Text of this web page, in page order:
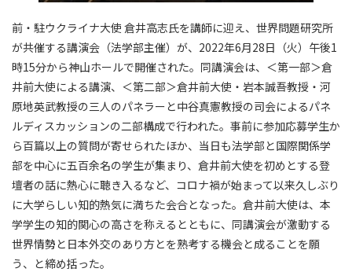
前・駐ウクライナ大使 倉井高志氏を講師に迎え、世界問題研究所
が共催する講演会（法学部主催）が、2022年6月28日（火）午後1
時15分から神山ホールで開催された。同講演会は、＜第一部＞倉
井前大使による講演、＜第二部＞倉井前大使・岩本誠吾教授・河
原地英武教授の三人のパネラーと中谷真憲教授の司会によるパネ
ルディスカッションの二部構成で行われた。事前に参加応募学生か
ら百篇以上の質問が寄せられたほか、当日も法学部と国際関係学
部を中心に五百余名の学生が集まり、倉井前大使を初めとする登
壇者の話に熱心に聴き入るなど、コロナ禍が始まって以来久しぶり
に大学らしい知的熱気に満ちた会合となった。倉井前大使は、本
学学生の知的関心の高さを称えるとともに、同講演会が激動する
世界情勢と日本外交のあり方とを熟考する機会と成ることを願
う、と締め括った。